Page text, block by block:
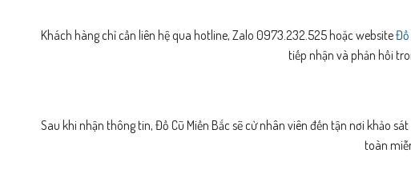
Khách hàng chỉ cần liên hệ qua hotline, Zalo 0973.232.525 hoặc websiteĐồ
tiếp nhận và phản hồi
Sau khi nhận thông tin, Đồ Cũ Miền Bắc sẽ cử nhân viên đến tận nơi khảo
toàn